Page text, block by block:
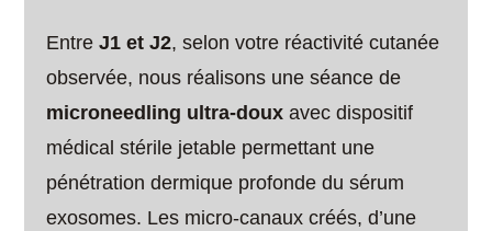
EntreJ1 et J2, selon votre réactivité cutanée
observée, nous réalisons une séance de
microneedling ultra-doux avec dispositif
médical stérile jetable permettant une
pénétration dermique profonde du sérum
exosomes. Les micro-canaux créés, d’une